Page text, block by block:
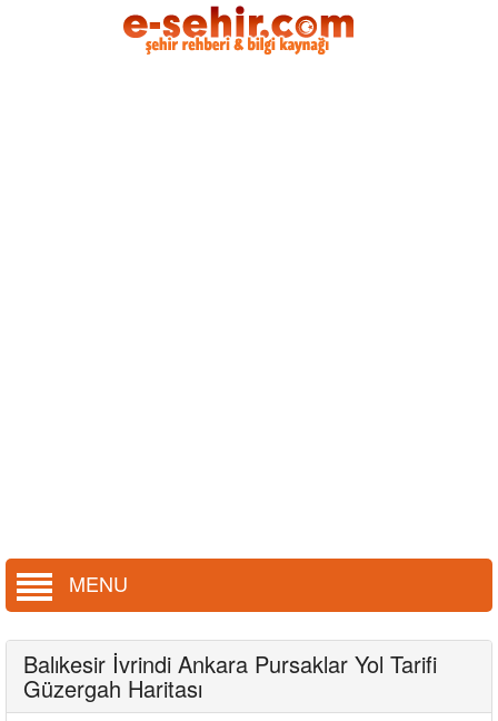
MENU
Balıkesir İvrindi Ankara Pursaklar Yol Tarifi
Güzergah Haritası